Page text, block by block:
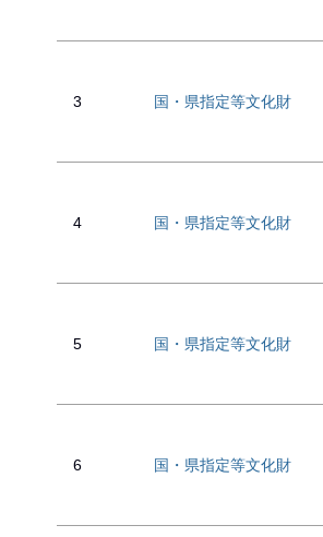
3 国・県指定等文化財
4 国・県指定等文化財
5 国・県指定等文化財
6 国・県指定等文化財